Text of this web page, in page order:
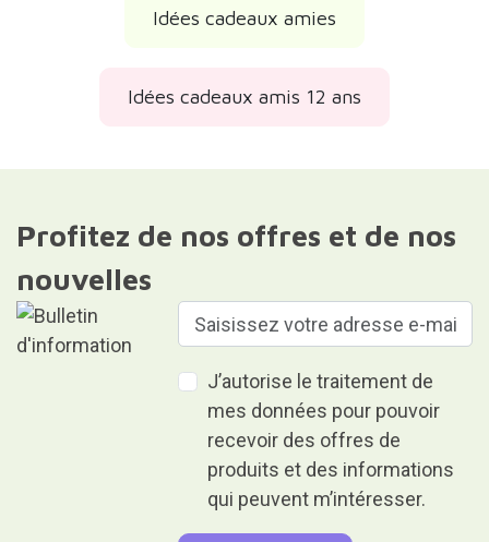
Idées cadeaux amies
Idées cadeaux amis 12 ans
Profitez de nos offres et de nos
nouvelles
J’autorise le traitement de
mes données pour pouvoir
recevoir des offres de
produits et des informations
qui peuvent m’intéresser.